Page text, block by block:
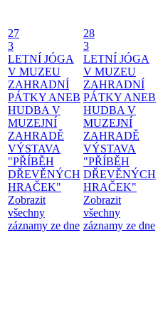
27
3
LETNÍ JÓGA
V MUZEU
ZAHRADNÍ
PÁTKY ANEB
HUDBA V
MUZEJNÍ
ZAHRADĚ
VÝSTAVA
"PŘÍBĚH
DŘEVĚNÝCH
HRAČEK"
Zobrazit
všechny
záznamy ze dne
28
3
LETNÍ JÓGA
V MUZEU
ZAHRADNÍ
PÁTKY ANEB
HUDBA V
MUZEJNÍ
ZAHRADĚ
VÝSTAVA
"PŘÍBĚH
DŘEVĚNÝCH
HRAČEK"
Zobrazit
všechny
záznamy ze dne